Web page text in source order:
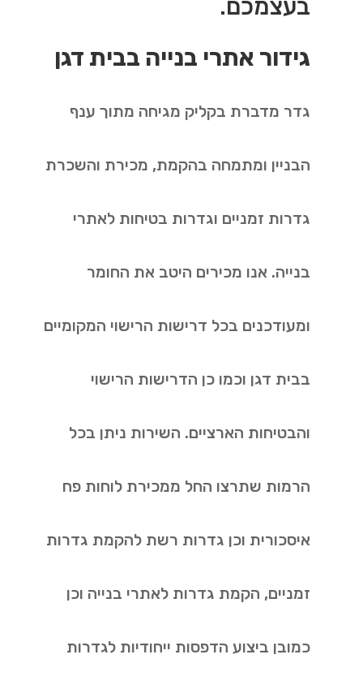
בעצמכם.
גידור אתרי בנייה בבית דגן
גדר מדברת בקליק מגיחה מתוך ענף
הבניין ומתמחה בהקמת, מכירת והשכרת
גדרות זמניים וגדרות בטיחות לאתרי
בנייה. אנו מכירים היטב את החומר
ומעודכנים בכל דרישות הרישוי המקומיים
בבית דגן וכמו כן הדרישות הרישוי
והבטיחות הארציים. השירות ניתן בכל
הרמות שתרצו החל ממכירת לוחות פח
איסכורית וכן גדרות רשת להקמת גדרות
זמניים, הקמת גדרות לאתרי בנייה וכן
כמובן ביצוע הדפסות ייחודיות לגדרות